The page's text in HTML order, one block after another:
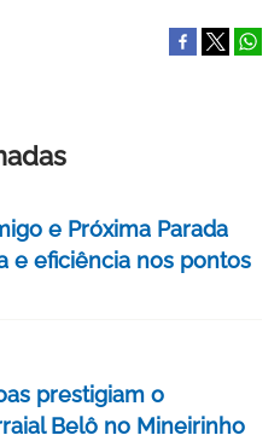
e Próxima Parada
e eficiência nos pontos
prestigiam o
Belô no Mineirinho